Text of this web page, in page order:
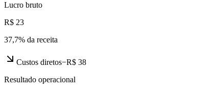
Lucro bruto
R$ 23
37,7% da receita
Custos diretos−R$ 38
Resultado operacional